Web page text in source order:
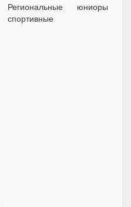
Региональные
спортивные
юниоры